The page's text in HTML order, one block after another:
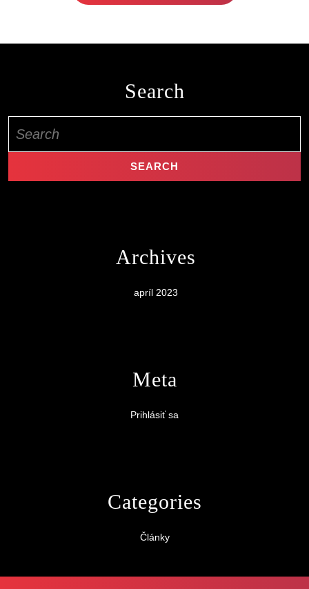
Search
for:
Archives
apríl 2023
Meta
Prihlásiť sa
Categories
Články